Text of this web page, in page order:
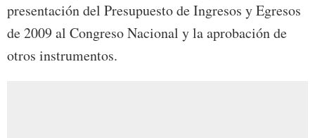
presentación del Presupuesto de Ingresos y Egresos
de 2009 al Congreso Nacional y la aprobación de
otros instrumentos.